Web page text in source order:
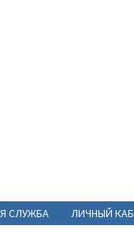
СЛУЖБА ЛИЧНЫЙ